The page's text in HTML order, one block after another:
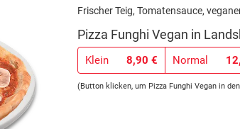
Frischer Teig, Tomatensauce,
Pizza Funghi Vegan in
Klein 8,90 € Normal
(Button klicken, um Pizza Funghi Vegan in